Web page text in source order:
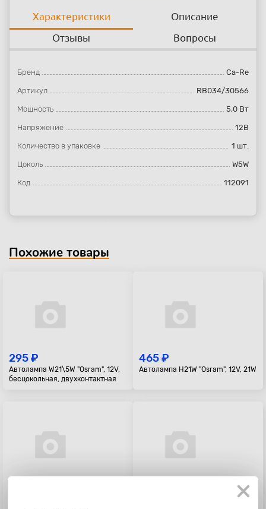
Характеристики
Описание
Отзывы
Вопросы
Бренд Ca-Re
Артикул RB034/30566
Мощность 5,0 Вт
Напряжение 12В
Количество в упаковке 1 шт.
Цоколь W5W
Код 112091
Похожие товары
295 ₽
Автолампа W21\5W "Osram", 12V,
бесцокольная, двухконтактная
465 ₽
Автолампа H21W "Osram", 12V, 21W
Автолампа P21W "Stellox", 24V,